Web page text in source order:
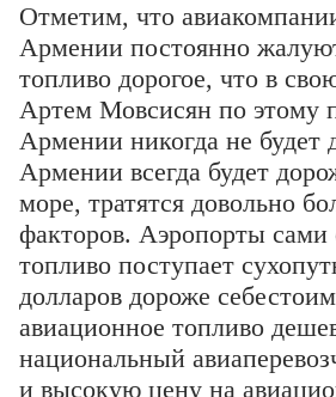
Отметим, что
Армении постоянно
топливо дорогое, что в
Артем Мовсисян по этому
Армении никогда не будет
Армении всегда будет
море, тратятся довольно
факторов. Аэропорты сами
топливо поступает
долларов дороже
авиационное топливо
национальный
и высокую цену на